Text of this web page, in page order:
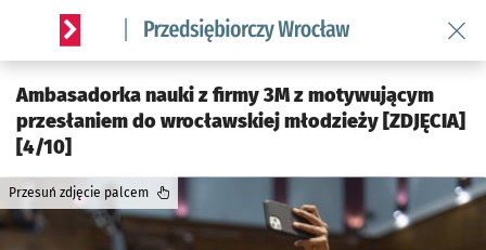
Serwis informacyjny wroclaw.pl podserwis: Strategia
Ambasadorka nauki z firmy 3M z motywującym
przesłaniem do wrocławskiej młodzieży [ZDJĘCIA]
[4/10]
Przesuń zdjęcie palcem